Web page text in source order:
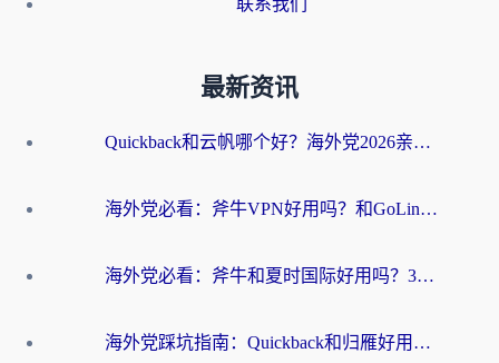
联系我们
最新资讯
Quickback和云帆哪个好？海外党2026亲测指南：选对加速器大陆工具，无缝刷国内剧玩国服
海外党必看：斧牛VPN好用吗？和GoLinkVPN对比哪个回国效果更好？
海外党必看：斧牛和夏时国际好用吗？3步选对回国加速器，无缝刷国内资源
海外党踩坑指南：Quickback和归雁好用吗？选对加速器才能无缝刷国内资源